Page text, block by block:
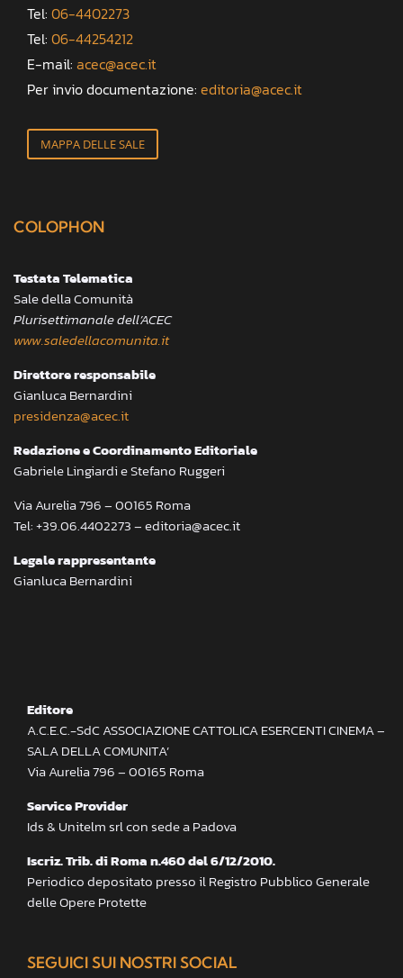
Tel: 06-4402273
Tel: 06-44254212
E-mail: acec@acec.it
Per invio documentazione: editoria@acec.it
MAPPA DELLE SALE
COLOPHON
Testata Telematica
Sale della Comunità
Plurisettimanale dell’ACEC
www.saledellacomunita.it
Direttore responsabile
Gianluca Bernardini
presidenza@acec.it
Redazione e Coordinamento Editoriale
Gabriele Lingiardi e Stefano Ruggeri
Via Aurelia 796 – 00165 Roma
Tel: +39.06.4402273 – editoria@acec.it
Legale rappresentante
Gianluca Bernardini
Editore
A.C.E.C.-SdC ASSOCIAZIONE CATTOLICA ESERCENTI CINEMA –
SALA DELLA COMUNITA’
Via Aurelia 796 – 00165 Roma
Service Provider
Ids & Unitelm srl con sede a Padova
Iscriz. Trib. di Roma n.460 del 6/12/2010.
Periodico depositato presso il Registro Pubblico Generale
delle Opere Protette
SEGUICI SUI NOSTRI SOCIAL